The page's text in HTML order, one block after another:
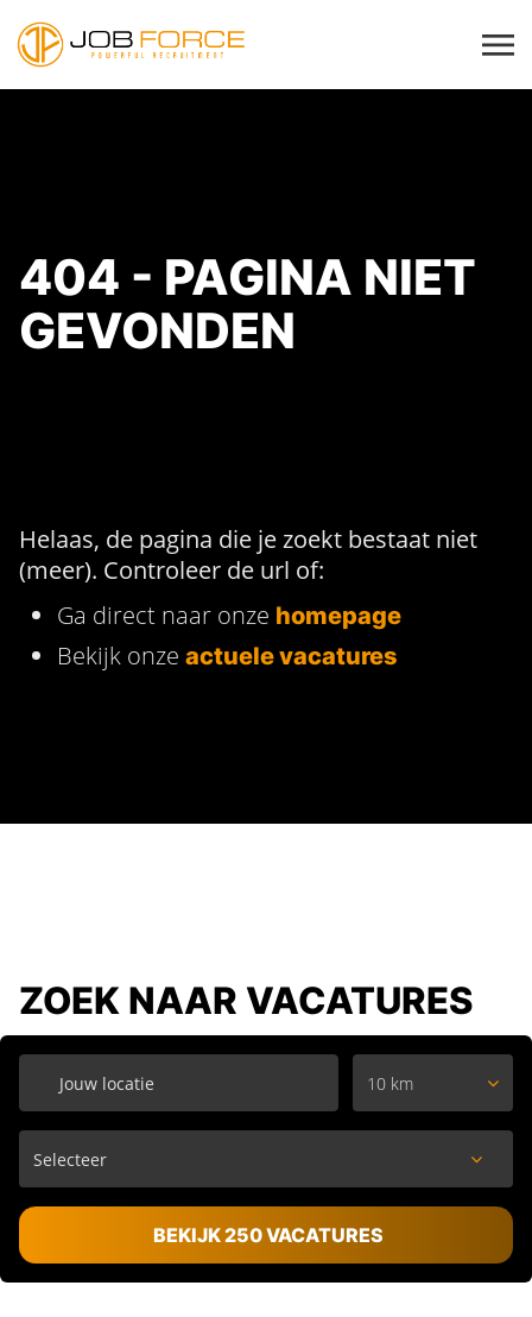
404 - PAGINA NIET
GEVONDEN
Helaas, de pagina die je zoekt bestaat niet
(meer). Controleer de url of:
Ga direct naar onze homepage
Bekijk onze actuele vacatures
ZOEK NAAR VACATURES
10 km
BEKIJK 250 VACATURES